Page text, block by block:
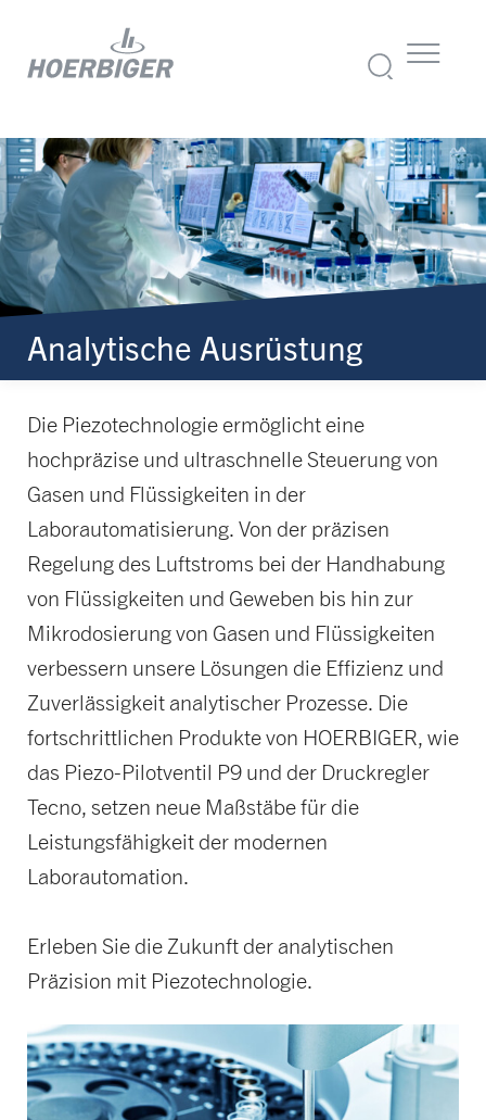
Analytische Ausrüstung
Die Piezotechnologie ermöglicht eine
hochpräzise und ultraschnelle Steuerung von
Gasen und Flüssigkeiten in der
Laborautomatisierung. Von der präzisen
Regelung des Luftstroms bei der Handhabung
von Flüssigkeiten und Geweben bis hin zur
Mikrodosierung von Gasen und Flüssigkeiten
verbessern unsere Lösungen die Effizienz und
Zuverlässigkeit analytischer Prozesse. Die
fortschrittlichen Produkte von HOERBIGER, wie
das Piezo-Pilotventil P9 und der Druckregler
Tecno, setzen neue Maßstäbe für die
Leistungsfähigkeit der modernen
Laborautomation.
Erleben Sie die Zukunft der analytischen
Präzision mit Piezotechnologie.